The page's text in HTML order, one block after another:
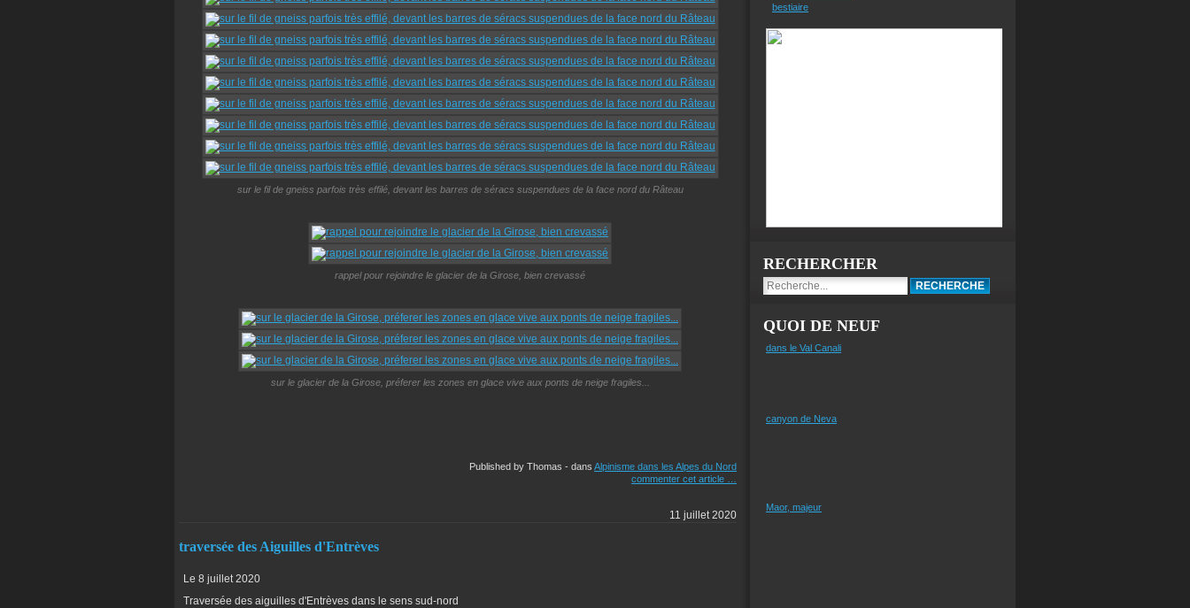
sur le fil de gneiss parfois très effilé, devant les barres de séracs suspendues de la face nord du Râteau
rappel pour rejoindre le glacier de la Girose, bien crevassé
sur le glacier de la Girose, préferer les zones en glace vive aux ponts de neige fragiles...
Published by Thomas - dans Alpinisme dans les Alpes du Nord
commenter cet article
11 juillet 2020
traversée des Aiguilles d'Entrèves
Le 8 juillet 2020
Traversée des aiguilles d'Entrèves dans le sens sud-nord
bestiaire
RECHERCHER
QUOI DE NEUF
dans le Val Canali
canyon de Neva
Maor, majeur